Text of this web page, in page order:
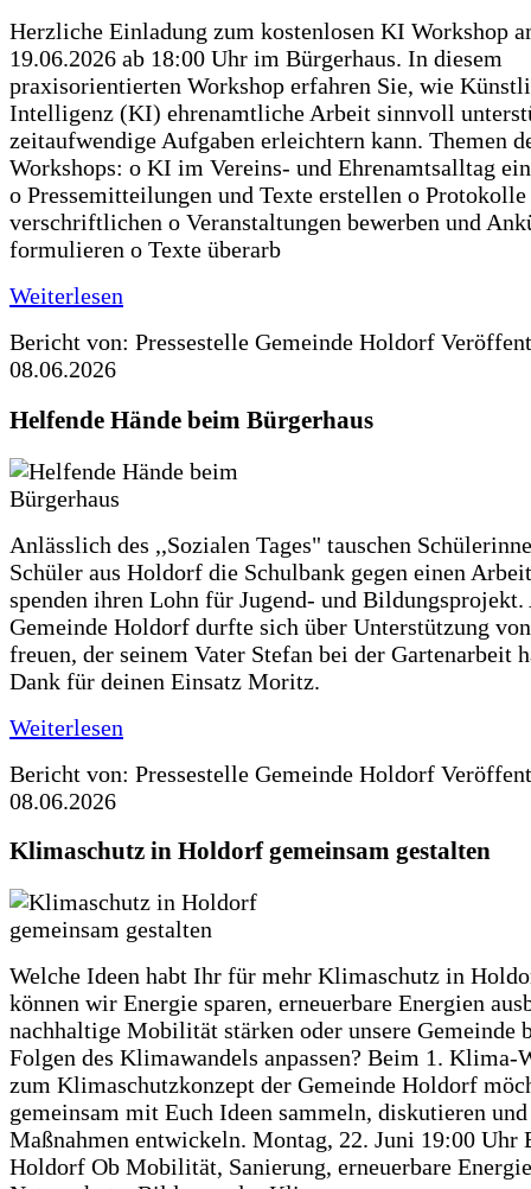
Herzliche Einladung zum kostenlosen KI Workshop
19.06.2026 ab 18:00 Uhr im Bürgerhaus. In diesem
praxisorientierten Workshop erfahren Sie, wie
Intelligenz (KI) ehrenamtliche Arbeit sinnvoll
zeitaufwendige Aufgaben erleichtern kann. Themen
Workshops: o KI im Vereins- und Ehrenamtsalltag
o Pressemitteilungen und Texte erstellen o
verschriftlichen o Veranstaltungen bewerben und
formulieren o Texte überarb
Weiterlesen
Bericht von: Pressestelle Gemeinde Holdorf
08.06.2026
Helfende Hände beim Bürgerhaus
Anlässlich des ,,Sozialen Tages" tauschen
Schüler aus Holdorf die Schulbank gegen einen
spenden ihren Lohn für Jugend- und Bildungsprojekt.
Gemeinde Holdorf durfte sich über Unterstützung
freuen, der seinem Vater Stefan bei der Gartenarbeit
Dank für deinen Einsatz Moritz.
Weiterlesen
Bericht von: Pressestelle Gemeinde Holdorf
08.06.2026
Klimaschutz in Holdorf gemeinsam gestalten
Welche Ideen habt Ihr für mehr Klimaschutz in
können wir Energie sparen, erneuerbare Energien
nachhaltige Mobilität stärken oder unsere Gemeinde
Folgen des Klimawandels anpassen? Beim 1. Klima-
zum Klimaschutzkonzept der Gemeinde Holdorf
gemeinsam mit Euch Ideen sammeln, diskutieren
Maßnahmen entwickeln. Montag, 22. Juni 19:00 Uhr
Holdorf Ob Mobilität, Sanierung, erneuerbare